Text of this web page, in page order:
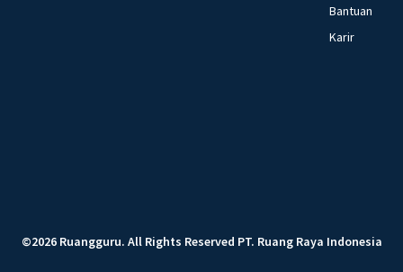
Bantuan
Karir
©2026 Ruangguru. All Rights Reserved PT. Ruang Raya Indonesia